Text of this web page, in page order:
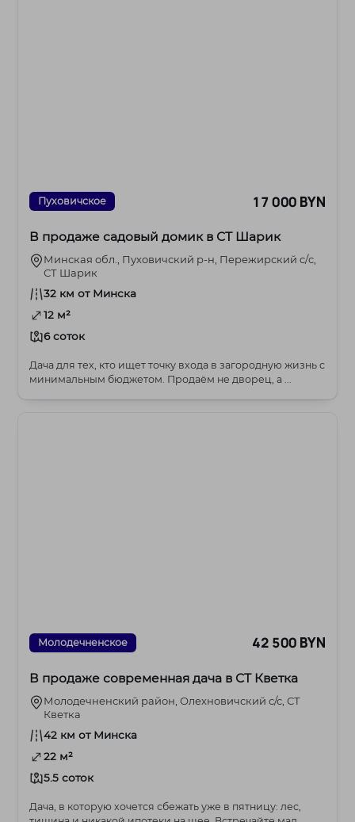
Пуховичское 17 000 BYN
В продаже садовый домик в СТ Шарик
Минская обл., Пуховичский р-н, Пережирский c/с,
СТ Шарик
32 км от Минска
12 м²
6 соток
Дача для тех, кто ищет точку входа в загородную жизнь с
минимальным бюджетом. Продаём не дворец, а ...
Молодечненское 42 500 BYN
В продаже современная дача в СТ Кветка
Молодечненский район, Олехновичский с/с, СТ
Кветка
42 км от Минска
22 м²
5.5 соток
Дача, в которую хочется сбежать уже в пятницу: лес,